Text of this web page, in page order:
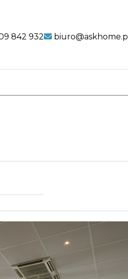
842 932 biuro@askhome.pl